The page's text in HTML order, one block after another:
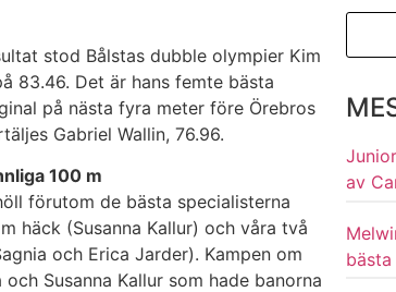
stod Bålstas dubble olympier Kim
83.46. Det är hans femte bästa
på nästa fyra meter före Örebros
Gabriel Wallin, 76.96.
100 m
förutom de bästa specialisterna
häck (Susanna Kallur) och våra två
och Erica Jarder). Kampen om
Susanna Kallur som hade banorna
av